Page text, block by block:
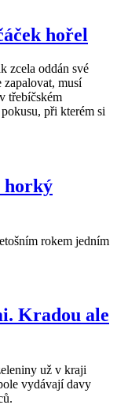
hořel
zcela oddán své
zapalovat, musí
třebíčském
při kterém si
horký
rokem jedním
Kradou ale
už v kraji
vydávají davy